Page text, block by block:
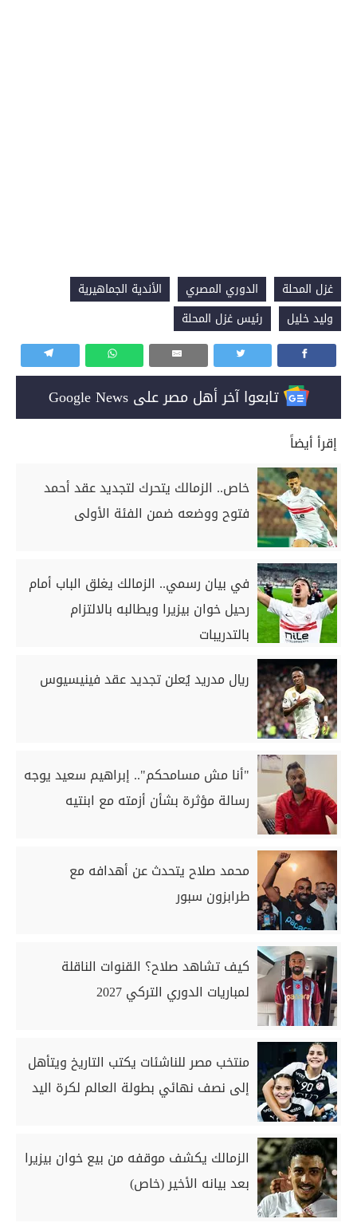
غزل المحلة الدوري المصري
الأندية الجماهيرية
وليد خليل
رئيس غزل المحلة
تابعوا آخر أهل مصر على Google News
إقرأ أيضاً
خاص.. الزمالك يتحرك لتجديد عقد أحمد
فتوح ووضعه ضمن الفئة الأولى
في بيان رسمي.. الزمالك يغلق الباب أمام
رحيل خوان بيزيرا ويطالبه بالالتزام
بالتدريبات
ريال مدريد يُعلن تجديد عقد فينيسيوس
"أنا مش مسامحكم".. إبراهيم سعيد يوجه
رسالة مؤثرة بشأن أزمته مع ابنتيه
محمد صلاح يتحدث عن أهدافه مع
طرابزون سبور
كيف تشاهد صلاح؟ القنوات الناقلة
لمباريات الدوري التركي 2027
منتخب مصر للناشئات يكتب التاريخ ويتأهل
إلى نصف نهائي بطولة العالم لكرة اليد
الزمالك يكشف موقفه من بيع خوان بيزيرا
بعد بيانه الأخير (خاص)